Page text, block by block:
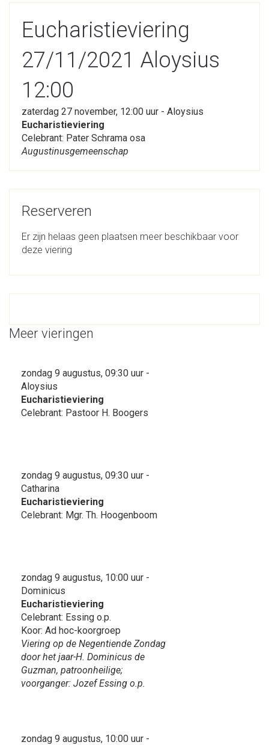
Eucharistieviering
27/11/2021 Aloysius
12:00
zaterdag 27 november, 12:00 uur - Aloysius
Eucharistieviering
Celebrant: Pater Schrama osa
Augustinusgemeenschap
Reserveren
Er zijn helaas geen plaatsen meer beschikbaar voor
deze viering
Meer vieringen
zondag 9 augustus, 09:30 uur -
Aloysius
Eucharistieviering
Celebrant: Pastoor H. Boogers
zondag 9 augustus, 09:30 uur -
Catharina
Eucharistieviering
Celebrant: Mgr. Th. Hoogenboom
zondag 9 augustus, 10:00 uur -
Dominicus
Eucharistieviering
Celebrant: Essing o.p.
Koor: Ad hoc-koorgroep
Viering op de Negentiende Zondag
door het jaar-H. Dominicus de
Guzman, patroonheilige;
voorganger: Jozef Essing o.p.
zondag 9 augustus, 10:00 uur -